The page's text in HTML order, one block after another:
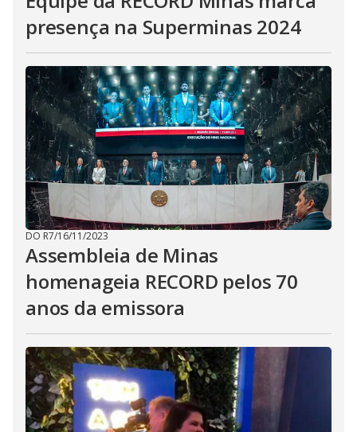
presença na Superminas 2024
DO R7/16/11/2023
Assembleia de Minas
homenageia RECORD pelos 70
anos da emissora